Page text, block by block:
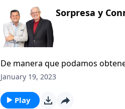
Sorpresa y
De manera que podamos
Apocalipsis de Juan y en los
del capítulo 16 una vez más. El
January 19, 2023
Play